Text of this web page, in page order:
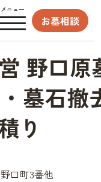
メニュー
お墓相談
野口
墓石撤
り
口町3番他